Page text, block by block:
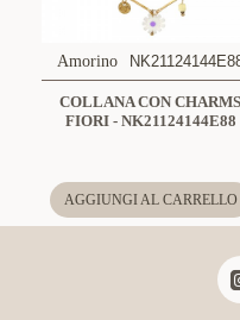
Amorino
COLLANA CON CHARMS
FIORI - NK21124144E88
AGGIUNGI AL CARRELLO